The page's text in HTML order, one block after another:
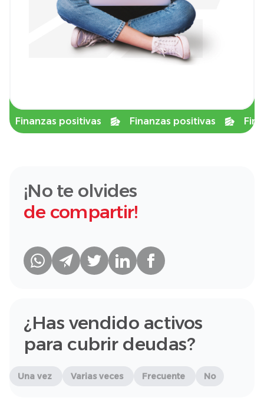
Finanzas positivas Finanzas positivas
¡No te olvides
de compartir!
¿Has vendido activos
para cubrir deudas?
Una vez Varias veces Frecuente No